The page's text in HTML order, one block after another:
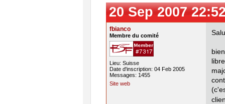
20 Sep 2007
fbianco
Membre du comité
Lieu: Suisse
Date d'inscription: 04 Feb 2005
Messages: 1455
Site web